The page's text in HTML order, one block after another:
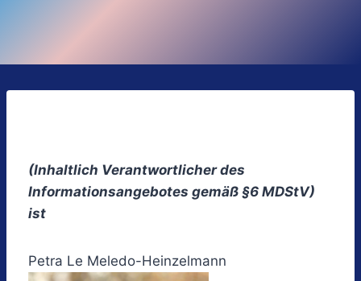
(Inhaltlich Verantwortlicher des
Informationsangebotes gemäß §6 MDStV)
ist
Petra Le Meledo-Heinzelmann